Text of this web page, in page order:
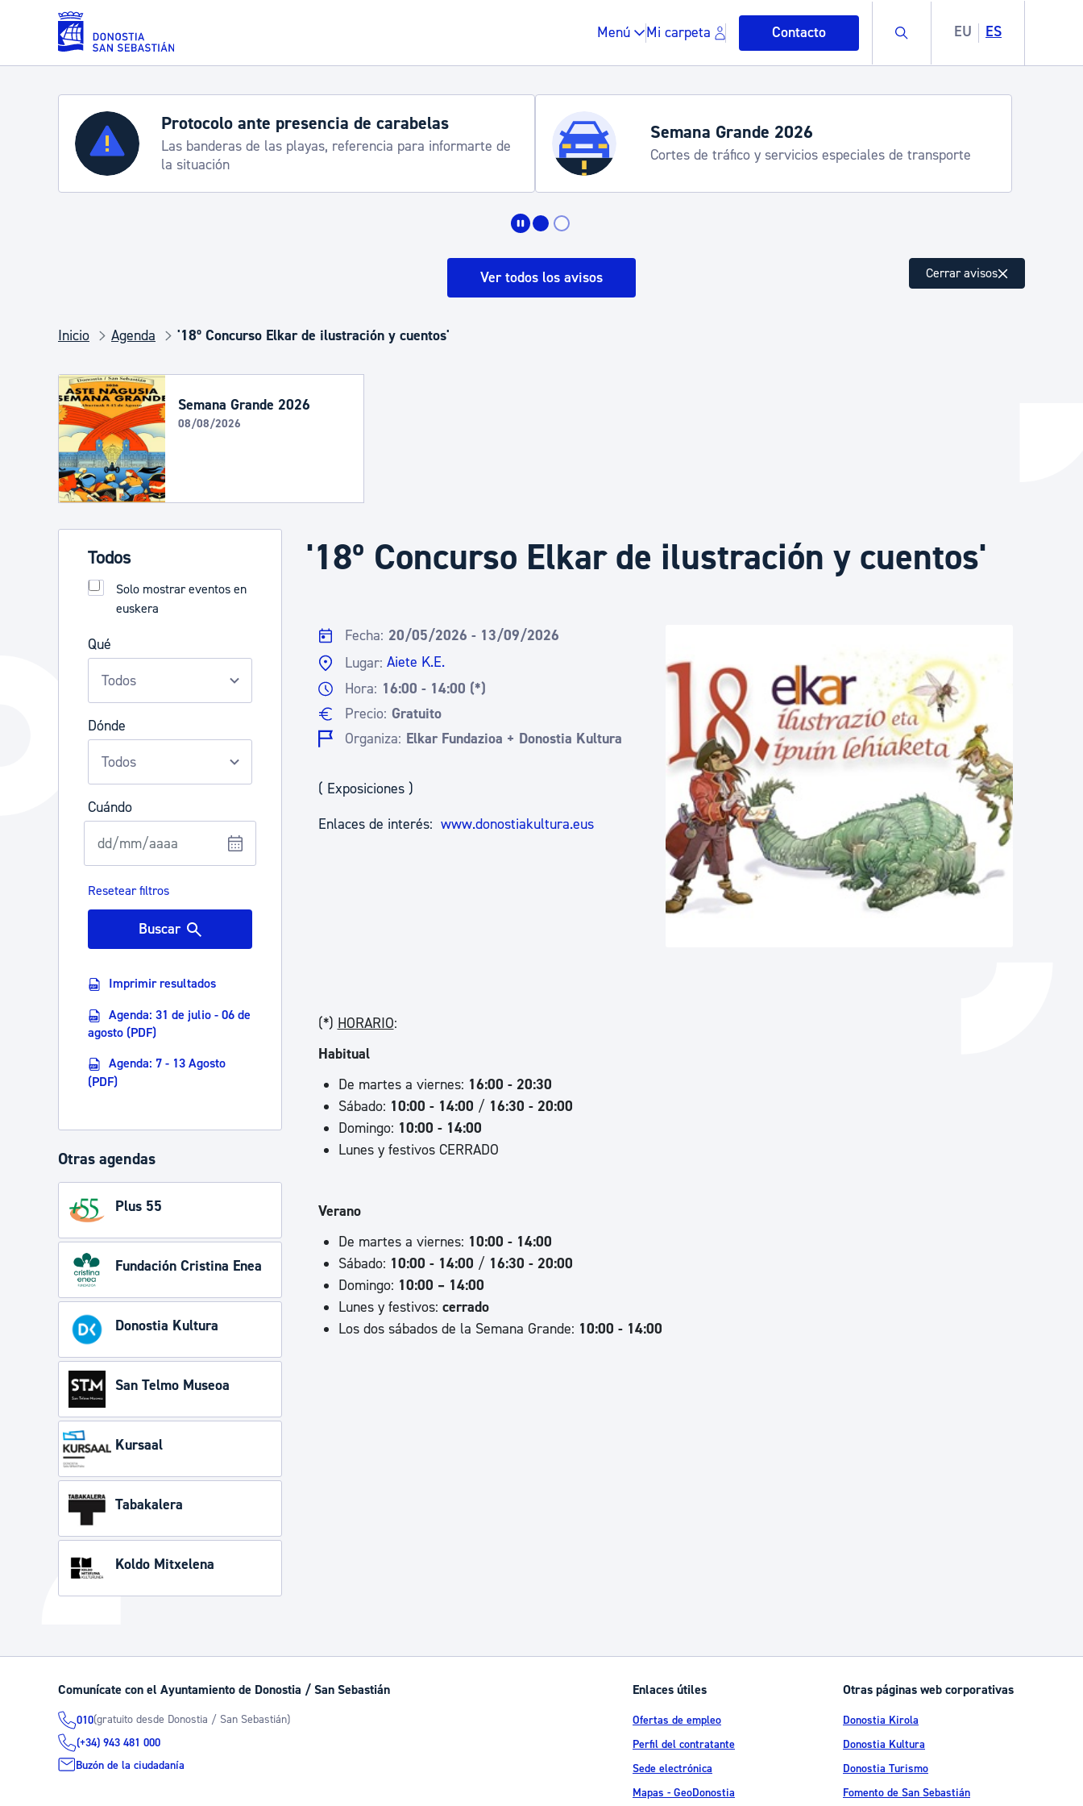
Saltar al contenido principal
Menú Mi carpeta Contacto Buscar EU ES
Servicios
Padrón y asuntos personales
Espacio público, residuos y medioambiente
Salud Pública, animales y consumo
Infancia y juventud
Participación ciudadana y asociacionismo Cultura
Deporte
La ciudad
La ciudad ahora
Descubre la ciudad
Actualidad
Avisos
Agenda cultural
Administración municipal
Tablón de anuncios oficiales
Portal de transparencia
Catálogo de trámites
Ayuda a la tramitación
Protocolo ante presencia de carabelas
Las banderas de las playas, referencia para informarte de
la situación
Semana Grande 2026
Cortes de tráfico y servicios especiales de transporte
Ver todos los avisos Cerrar avisos
Inicio Agenda '18º Concurso Elkar de ilustración y cuentos'
Semana Grande 2026
08/08/2026
Todos
Solo mostrar eventos en
euskera
Qué
Dónde
Cuándo
Resetear filtros
Buscar
Imprimir resultados
Agenda: 31 de julio - 06 de
agosto (PDF)
Agenda: 7 - 13 Agosto
(PDF)
Otras agendas
Plus 55
Fundación Cristina Enea
Donostia Kultura
San Telmo Museoa
Kursaal
Tabakalera
Koldo Mitxelena
'18º Concurso Elkar de ilustración y cuentos'
Fecha: 20/05/2026 - 13/09/2026
Lugar: Aiete K.E.
Hora: 16:00 - 14:00 (*)
Precio: Gratuito
Organiza: Elkar Fundazioa + Donostia Kultura
( Exposiciones )
Enlaces de interés: www.donostiakultura.eus
(*) HORARIO:
Habitual
De martes a viernes: 16:00 - 20:30
Sábado: 10:00 - 14:00 / 16:30 - 20:00
Domingo: 10:00 - 14:00
Lunes y festivos CERRADO
Verano
De martes a viernes: 10:00 - 14:00
Sábado: 10:00 - 14:00 / 16:30 - 20:00
Domingo: 10:00 – 14:00
Lunes y festivos: cerrado
Los dos sábados de la Semana Grande: 10:00 - 14:00
Comunícate con el Ayuntamiento de Donostia / San Sebastián
010(gratuito desde Donostia / San Sebastián)
(+34) 943 481 000
Buzón de la ciudadanía
Enlaces útiles
Ofertas de empleo
Perfil del contratante
Sede electrónica
Mapas - GeoDonostia
Otras páginas web corporativas
Donostia Kirola
Donostia Kultura
Donostia Turismo
Fomento de San Sebastián